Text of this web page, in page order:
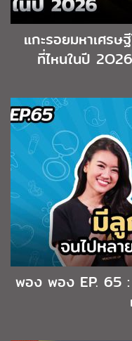
แกะรอยมหาเศรษ
ที่ไหนในปี
พอง พอง EP. 65